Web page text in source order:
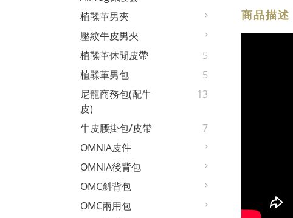
植鞣革男夾
壓紋牛皮男夾
植鞣革休閒皮帶
5
植鞣革男包
5
尼龍商務包(配牛
皮)
13
牛皮腰掛包/皮帶
7
OMNIA皮件
OMNIA後背包
OMC斜背包
OMC兩用包
商品描述